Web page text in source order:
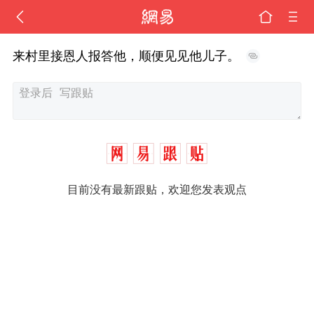
来村里接恩人报答他，顺便见见他儿子。
目前没有最新跟贴，欢迎您发表观点